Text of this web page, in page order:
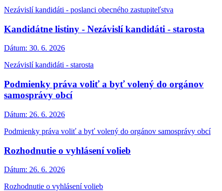
Nezávislí kandidáti - poslanci obecného zastupiteľstva
Kandidátne listiny - Nezávislí kandidáti - starosta
Dátum: 30. 6. 2026
Nezávislí kandidáti - starosta
Podmienky práva voliť a byť volený do orgánov
samosprávy obcí
Dátum: 26. 6. 2026
Podmienky práva voliť a byť volený do orgánov samosprávy obcí
Rozhodnutie o vyhlásení volieb
Dátum: 26. 6. 2026
Rozhodnutie o vyhlásení volieb